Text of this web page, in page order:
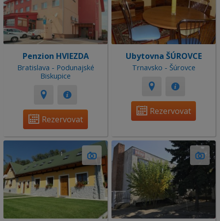
Penzion HVIEZDA
Bratislava - Podunajské
Biskupice
Rezervovat
Ubytovna ŠÚROVCE
Trnavsko - Šúrovce
Rezervovat